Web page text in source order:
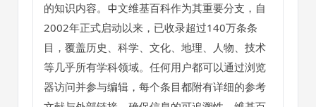
的知识内容。中文维基百科作为其重要分支，自
2002年正式启动以来，已收录超过140万条条
目，覆盖历史、科学、文化、地理、人物、技术
等几乎所有学科领域。任何用户都可以通过浏览
器访问并参与编辑，每个条目都附有详细的参考